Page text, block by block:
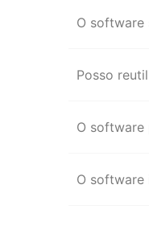
O software
Posso
O software
O software